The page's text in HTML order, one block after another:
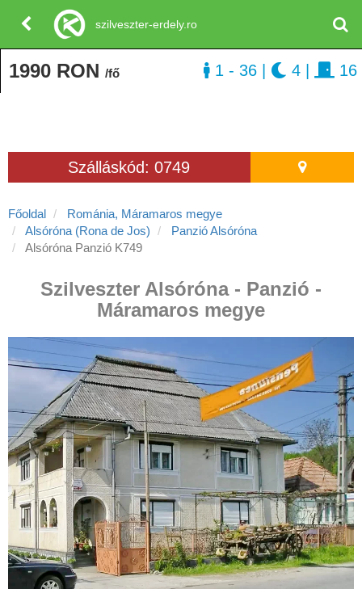
Szálláskód: 0749
Főoldal
Románia, Máramaros megye
Alsóróna (Rona de Jos)
Panzió Alsóróna
Alsóróna Panzió K749
Szilveszter Alsóróna - Panzió -
Máramaros megye
1990 RON /fő 1 - 36 4 16
szilveszter-erdely.ro